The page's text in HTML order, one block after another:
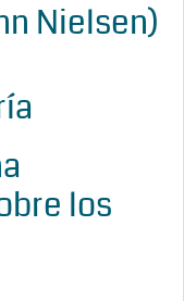
Nielsen)
los